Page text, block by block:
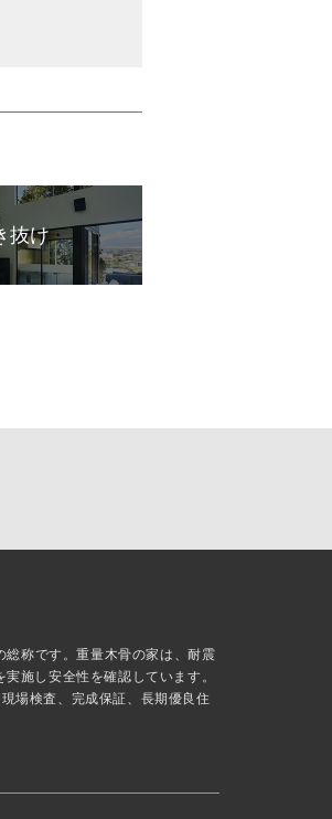
抜け
称です。重量木骨の家は、耐震
施し安全性を確認しています。
場検査、完成保証、長期優良住